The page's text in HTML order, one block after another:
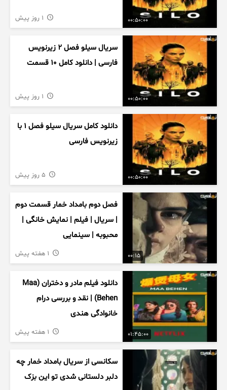
00:50:00
00:50:00
سریال سیلو فصل ۲ زیرنویس
فارسی | دانلود کامل ۱۰ قسمت
00:50:00
دانلود کامل سریال سیلو فصل ۱ با
زیرنویس فارسی
00:15
فصل دوم بامداد خمار قسمت دوم
| سریال | فیلم | نمایش خانگی |
محبوبه | سینمایی
01:45:00
دانلود فیلم مادر و دختران (Maa
Behen) | نقد و بررسی درام
خانوادگی هندی
سکانسی از سریال بامداد خمار چه
دلبر دلستانی شدی تو این بزک